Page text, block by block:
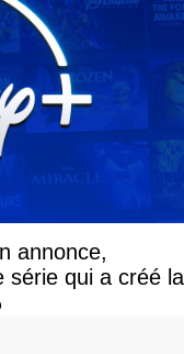
annonce,
série qui a créé la